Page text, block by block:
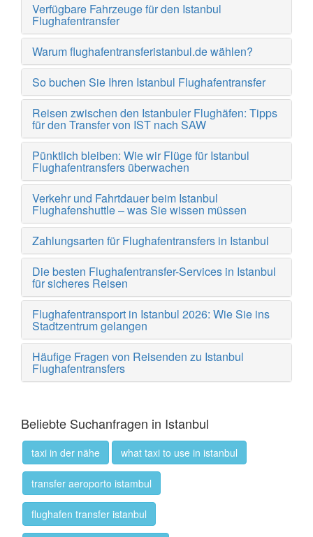
Verfügbare Fahrzeuge für den Istanbul
Flughafentransfer
Warum flughafentransferistanbul.de wählen?
So buchen Sie Ihren Istanbul Flughafentransfer
Reisen zwischen den Istanbuler Flughäfen: Tipps
für den Transfer von IST nach SAW
Pünktlich bleiben: Wie wir Flüge für Istanbul
Flughafentransfers überwachen
Verkehr und Fahrtdauer beim Istanbul
Flughafenshuttle – was Sie wissen müssen
Zahlungsarten für Flughafentransfers in Istanbul
Die besten Flughafentransfer-Services in Istanbul
für sicheres Reisen
Flughafentransport in Istanbul 2026: Wie Sie ins
Stadtzentrum gelangen
Häufige Fragen von Reisenden zu Istanbul
Flughafentransfers
Beliebte Suchanfragen in Istanbul
taxi in der nähe what taxi to use in istanbul
transfer aeroporto istambul
flughafen transfer istanbul